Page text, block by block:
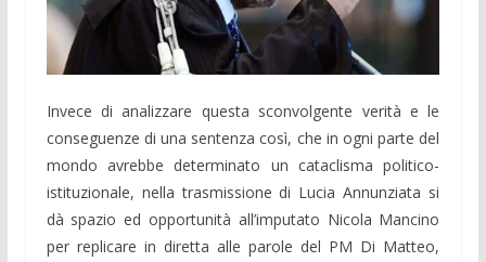
Invece di analizzare questa sconvolgente verità e le
conseguenze di una sentenza così, che in ogni parte del
mondo avrebbe determinato un cataclisma politico-
istituzionale, nella trasmissione di Lucia Annunziata si
dà spazio ed opportunità all’imputato Nicola Mancino
per replicare in diretta alle parole del PM Di Matteo,